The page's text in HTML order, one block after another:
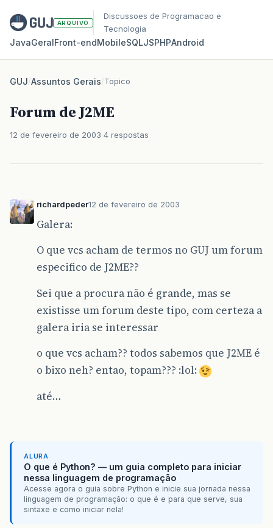
ARQUIVO
Discussoes de Programacao e
Tecnologia
JavaGeralFront‑endMobileSQLJSPHPAndroid
GUJ/Assuntos Gerais/Topico
Forum de J2ME
12 de fevereiro de 2003 4 respostas
richardpeder12 de fevereiro de 2003
Galera:
O que vcs acham de termos no GUJ um forum
especifico de J2ME??
Sei que a procura não é grande, mas se
existisse um forum deste tipo, com certeza a
galera iria se interessar
o que vcs acham?? todos sabemos que J2ME é
o bixo neh? entao, topam??? :lol:
até…
ALURA
O que é Python? — um guia completo para iniciar
nessa linguagem de programação
Acesse agora o guia sobre Python e inicie sua jornada nessa
linguagem de programação: o que é e para que serve, sua
sintaxe e como iniciar nela!